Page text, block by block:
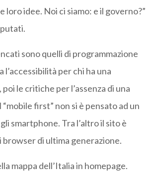
loro idee. Noi ci siamo: e il governo?”
sono quelli di programmazione
l’accessibilità per chi ha una
le critiche per l’assenza di una
“mobile first” non si è pensato ad un
smartphone. Tra l’altro il sito è
di ultima generazione.
mappa dell’Italia in homepage.